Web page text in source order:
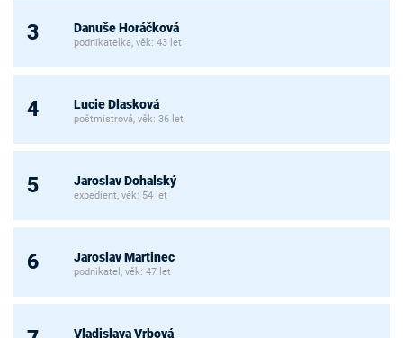
3 Danuše Horáčková
podnikatelka, věk: 43 let
4 Lucie Dlasková
poštmistrová, věk: 36 let
5 Jaroslav Dohalský
expedient, věk: 54 let
6 Jaroslav Martinec
podnikatel, věk: 47 let
Vladislava Vrbová